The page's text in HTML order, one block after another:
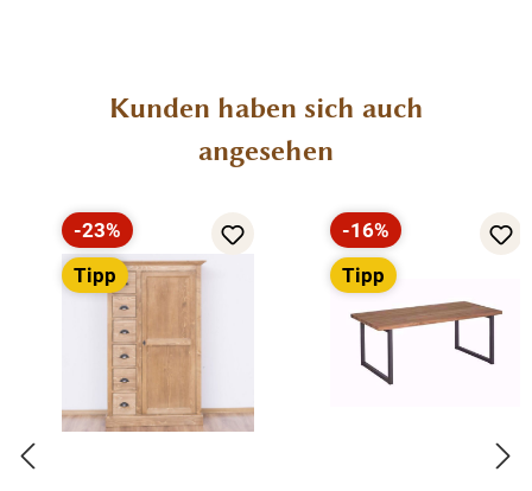
Produktgalerie überspringen
Kunden haben sich auch
angesehen
Rabatt
-23%
Tipp
Rabatt
-16%
Tipp